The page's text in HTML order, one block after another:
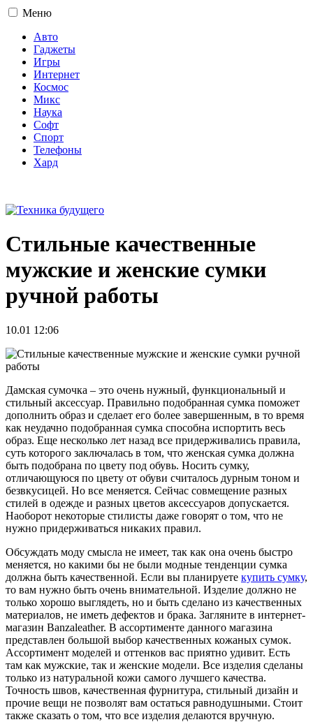
Меню
Авто
Гаджеты
Игры
Интернет
Космос
Микс
Наука
Софт
Спорт
Телефоны
Хард
Стильные качественные
мужские и женские сумки
ручной работы
10.01 12:06
Дамская сумочка – это очень нужный, функциональный и
стильный аксессуар. Правильно подобранная сумка поможет
дополнить образ и сделает его более завершенным, в то время
как неудачно подобранная сумка способна испортить весь
образ. Еще несколько лет назад все придерживались правила,
суть которого заключалась в том, что женская сумка должна
быть подобрана по цвету под обувь. Носить сумку,
отличающуюся по цвету от обуви считалось дурным тоном и
безвкусицей. Но все меняется. Сейчас совмещение разных
стилей в одежде и разных цветов аксессуаров допускается.
Наоборот некоторые стилисты даже говорят о том, что не
нужно придерживаться никаких правил.
Обсуждать моду смысла не имеет, так как она очень быстро
меняется, но какими бы не были модные тенденции сумка
должна быть качественной. Если вы планируете купить сумку,
то вам нужно быть очень внимательной. Изделие должно не
только хорошо выглядеть, но и быть сделано из качественных
материалов, не иметь дефектов и брака. Загляните в интернет-
магазин Banzaleather. В ассортименте данного магазина
представлен большой выбор качественных кожаных сумок.
Ассортимент моделей и оттенков вас приятно удивит. Есть
там как мужские, так и женские модели. Все изделия сделаны
только из натуральной кожи самого лучшего качества.
Точность швов, качественная фурнитура, стильный дизайн и
прочие вещи не позволят вам остаться равнодушными. Стоит
также сказать о том, что все изделия делаются вручную.